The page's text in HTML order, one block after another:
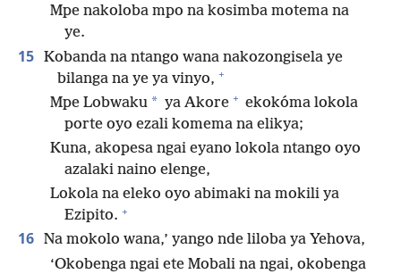
Mpe nakoloba mpo na kosimba motema na
ye.
15 Kobanda na ntango wana nakozongisela ye
bilanga na ye ya vinyo, +
Mpe Lobwaku * ya Akore + ekokóma lokola
porte oyo ezali komema na elikya;
Kuna, akopesa ngai eyano lokola ntango oyo
azalaki naino elenge,
Lokola na eleko oyo abimaki na mokili ya
Ezipito. +
16 Na mokolo wana,’ yango nde liloba ya Yehova,
‘Okobenga ngai ete Mobali na ngai, okobenga